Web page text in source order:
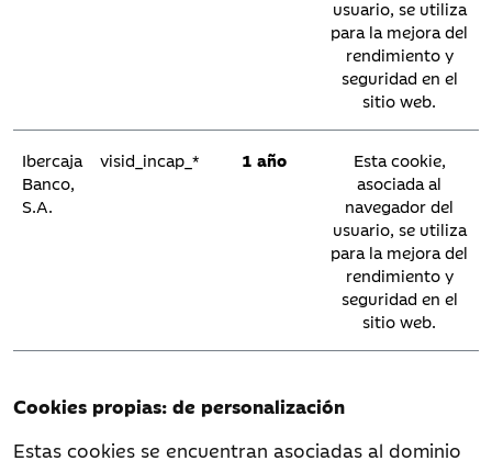
Sesión
La finalidad
esta cookie
almacenar
la página
permitir
adecuada
2 años
Esta
guarda la
la política
usuario, se utiliza
para la mejora del
rendimiento y
seguridad en el
sitio web.
Ibercaja
Banco,
S.A.
visid_incap_* 1 año
Esta cookie,
asociada al
navegador del
usuario, se utiliza
para la mejora del
rendimiento y
seguridad en el
sitio web.
Cookies propias: de personalización
Estas cookies se encuentran asociadas al dominio